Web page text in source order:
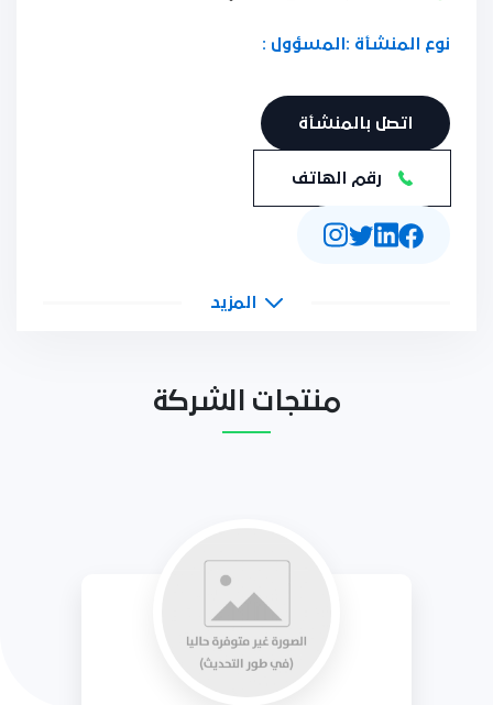
نوع المنشأة : المسؤول :
اتصل بالمنشأة
رقم الهاتف
المزيد
منتجات الشركة